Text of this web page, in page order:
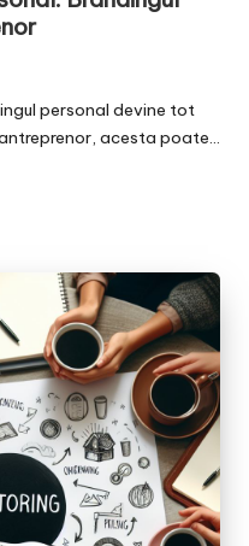
personal devine tot
acesta poate…